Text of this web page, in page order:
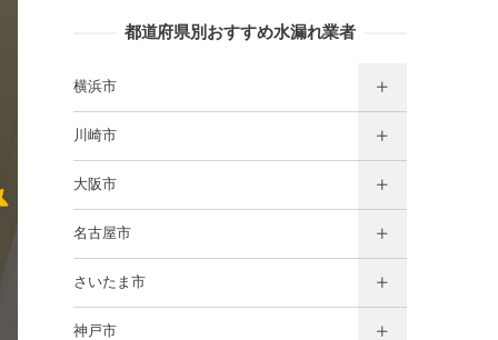
都道府県別おすすめ水漏れ業者
横浜市
川崎市
大阪市
名古屋市
さいたま市
神戸市